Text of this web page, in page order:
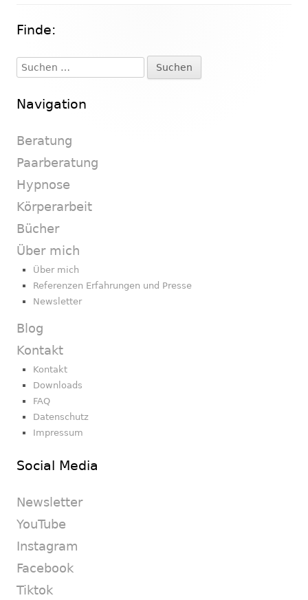
Haupt-
Seitenleiste
Finde:
Suchen
nach:
Navigation
Beratung
Paarberatung
Hypnose
Körperarbeit
Bücher
Über mich
Über mich
Referenzen Erfahrungen und Presse
Newsletter
Blog
Kontakt
Kontakt
Downloads
FAQ
Datenschutz
Impressum
Social Media
Newsletter
YouTube
Instagram
Facebook
Tiktok